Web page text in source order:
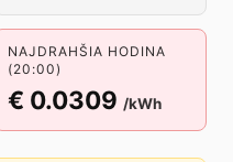
NAJDRAHŠIA HODINA
(20:00)
€ 0.0309 /kWh